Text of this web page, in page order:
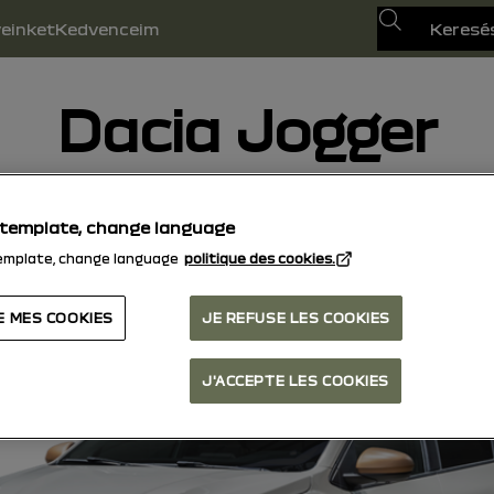
Kedvenceim
Keresés
Dacia Jogger
change language
change language politique des cookies.
JE REFUSE LES COOKIES
J'ACCEPTE LES COOKIES
MES COOKIES